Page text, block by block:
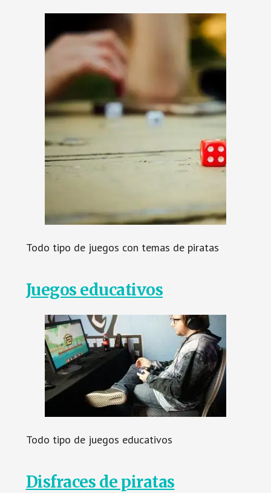
Todo tipo de juegos con temas de piratas
Juegos educativos
Todo tipo de juegos educativos
Disfraces de piratas